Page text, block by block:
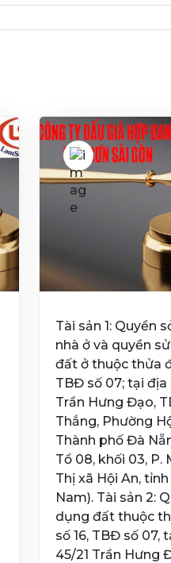
Tài sản 1: Quyền
nhà ở và quyền
đất ở thuộc thửa
TBĐ số 07; tại địa
Trần Hưng Đạo,
Thắng, Phường
Thành phố Đà
Tổ 08, khối 03, P.
Thị xã Hội An,
Nam). Tài sản 2:
dụng đất thuộc
số 16, TBĐ số 07,
45/21 Trần Hưng